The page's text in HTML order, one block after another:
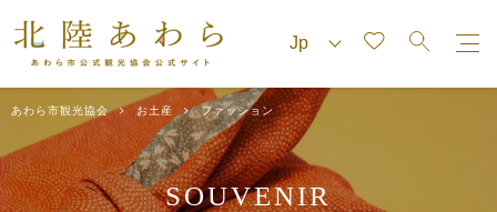
あわら市観光協会 お土産 ファッション
SOUVENIR